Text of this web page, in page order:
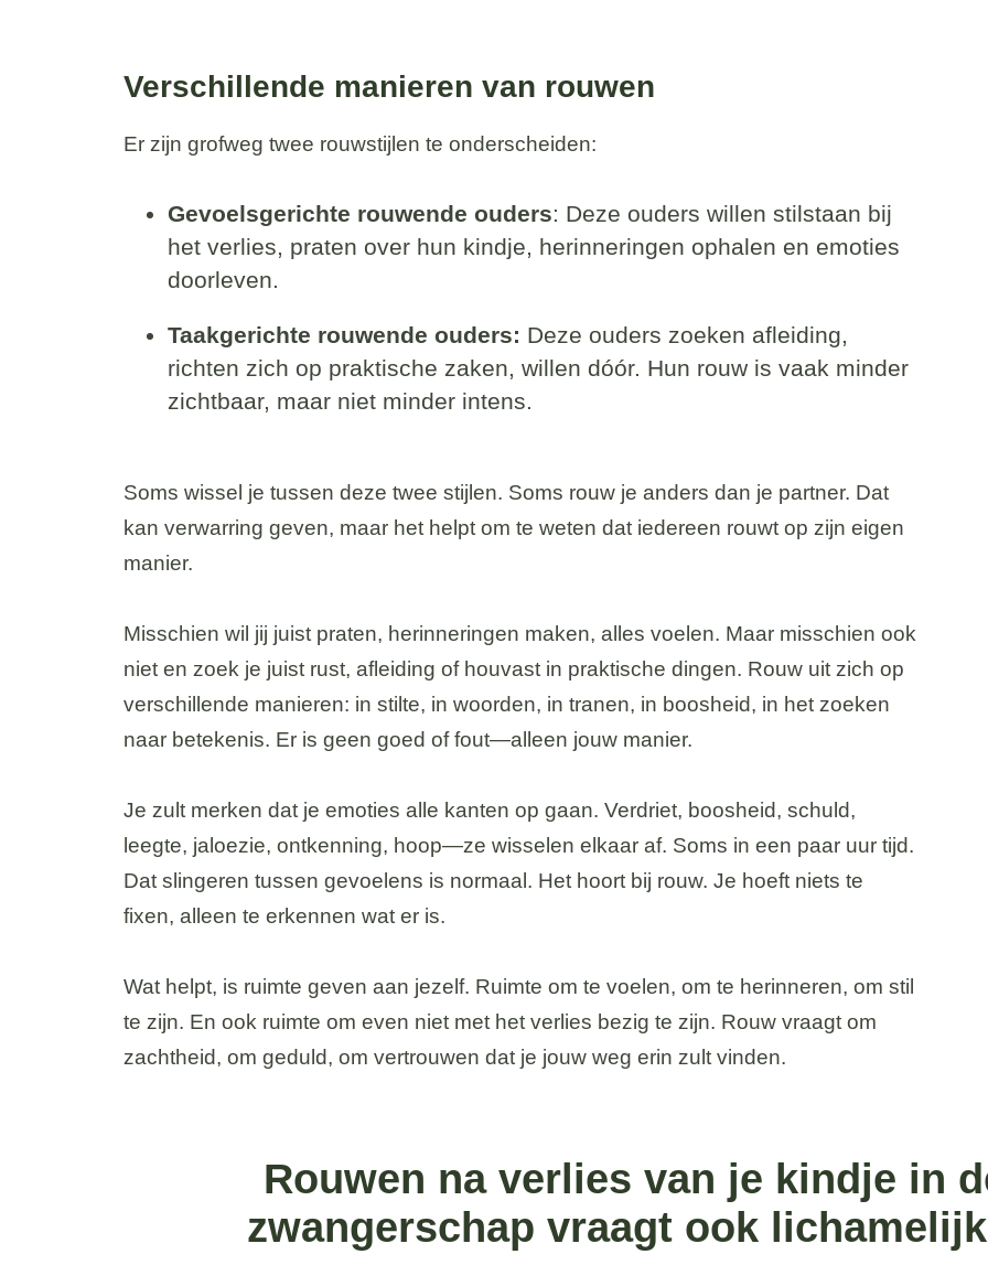
Verschillende manieren van rouwen
Er zijn grofweg twee rouwstijlen te onderscheiden:
Gevoelsgerichte rouwende ouders: Deze ouders willen stilstaan bij
het verlies, praten over hun kindje, herinneringen ophalen en emoties
doorleven.
Taakgerichte rouwende ouders: Deze ouders zoeken afleiding,
richten zich op praktische zaken, willen dóór. Hun rouw is vaak minder
zichtbaar, maar niet minder intens.
Soms wissel je tussen deze twee stijlen. Soms rouw je anders dan je partner. Dat
kan verwarring geven, maar het helpt om te weten dat iedereen rouwt op zijn eigen
manier.
Misschien wil jij juist praten, herinneringen maken, alles voelen. Maar misschien ook
niet en zoek je juist rust, afleiding of houvast in praktische dingen. Rouw uit zich op
verschillende manieren: in stilte, in woorden, in tranen, in boosheid, in het zoeken
naar betekenis. Er is geen goed of fout—alleen jouw manier.
Je zult merken dat je emoties alle kanten op gaan. Verdriet, boosheid, schuld,
leegte, jaloezie, ontkenning, hoop—ze wisselen elkaar af. Soms in een paar uur tijd.
Dat slingeren tussen gevoelens is normaal. Het hoort bij rouw. Je hoeft niets te
fixen, alleen te erkennen wat er is.
Wat helpt, is ruimte geven aan jezelf. Ruimte om te voelen, om te herinneren, om stil
te zijn. En ook ruimte om even niet met het verlies bezig te zijn. Rouw vraagt om
zachtheid, om geduld, om vertrouwen dat je jouw weg erin zult vinden.
Rouwen na verlies van je kindje in
zwangerschap vraagt ook